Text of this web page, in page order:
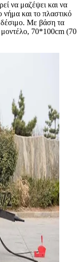
να μαζέψει και να
και το πλαστικό
δέσιμο. Με βάση τα
μοντέλο, 70*100cm (70